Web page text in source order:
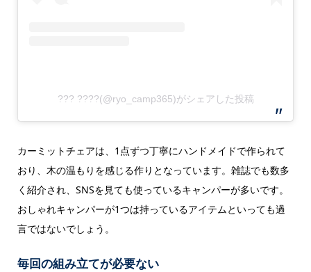
??? ????(@ryo_camp365)がシェアした投稿
カーミットチェアは、1点ずつ丁寧にハンドメイドで作られて
おり、木の温もりを感じる作りとなっています。雑誌でも数多
く紹介され、SNSを見ても使っているキャンパーが多いです。
おしゃれキャンパーが1つは持っているアイテムといっても過
言ではないでしょう。
毎回の組み立てが必要ない